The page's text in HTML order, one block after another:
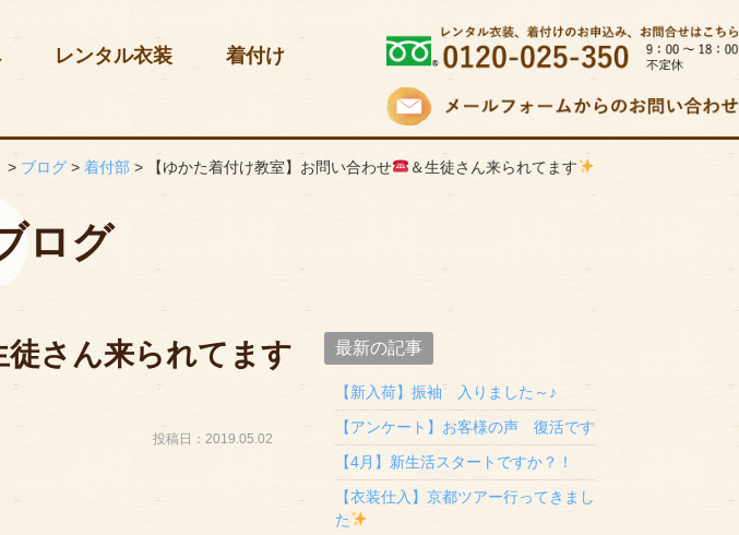
レンタル衣装
着付け
> ブログ >着付部 > 【ゆかた着付け教室】お問い合わせ ＆生徒さん来られてます
ログ
徒さん来られてます
投稿日：2019.05.02
最新の記事
【新入荷】振袖 入りました～♪
【アンケート】お客様の声 復活です
【4月】新生活スタートですか？！
【衣装仕入】京都ツアー行ってきまし
た